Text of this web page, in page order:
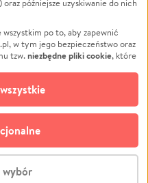
NGO
Edukacja
Podróż
Impreza
Ochrona środowiska
Biznes
SP. Z O.O.
późniejsze uzyskiwanie do nich
po to, aby zapewnić
w tym jego bezpieczeństwo oraz
tzw.niezbędne pliki cookie, które
cookie
Możesz wyrazić
W dowolnym momencie masz
„Zarządzaj zgodami cookie”,
Pomagam.pl. Opcjonalne pliki
celach:
nim możemy zrozumieć, jak
wybór